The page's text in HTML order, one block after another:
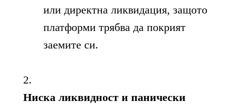
или директна ликвидация, защото
платформи трябва да покрият
заемите си.
Ниска ликвидност и панически